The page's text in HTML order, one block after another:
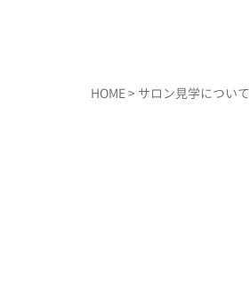
HOME> サロン見学について